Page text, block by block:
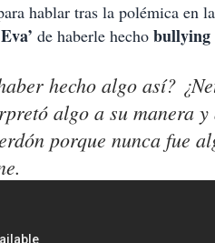
hablar tras la polémica en
de haberle hecho bullying
hecho algo así?
algo a su manera
porque nunca fue